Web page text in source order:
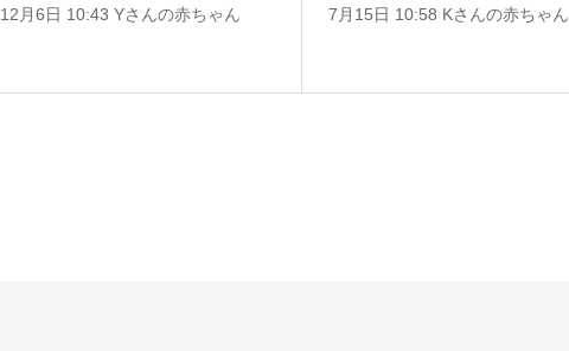
12月6日 10:43 Yさんの赤ちゃん 7月15日 10:58 Kさんの赤ちゃん